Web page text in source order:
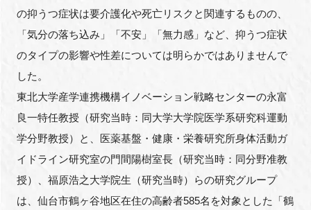
の抑うつ症状は要介護化や死亡リスクと関連するものの、
「気分の落ち込み」「不安」「無力感」など、抑うつ症状
のタイプの影響や性差については明らかではありませんで
した。
東北大学産学連携機構イノベーション戦略センターの永富
良一特任教授（研究当時：同大学大学院医学系研究科運動
学分野教授）と、医薬基盤・健康・栄養研究所身体活動ガ
イドライン研究室の門間陽樹室長（研究当時：同分野准教
授）、福原浩之大学院生（研究当時）らの研究グループ
は、仙台市鶴ヶ谷地区在住の高齢者585名を対象とした「鶴